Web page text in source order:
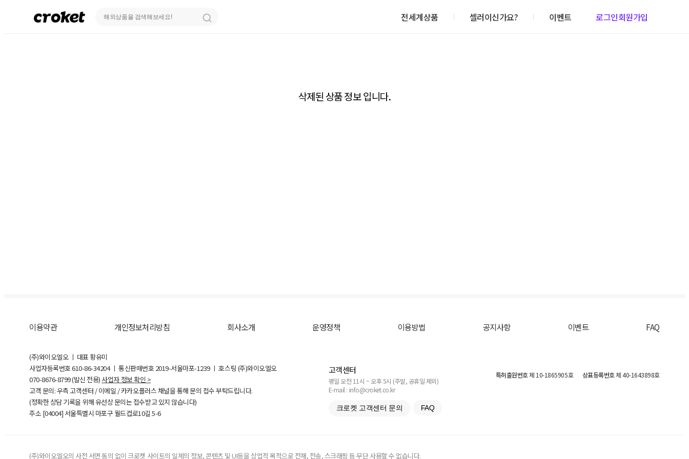
전세계상품 셀러이신가요? 이벤트 로그인회원가입
삭제된 상품 정보 입니다.
이용약관 개인정보처리방침 회사소개 운영정책 이용방법 공지사항 이벤트 FAQ
(주)와이오엘오 ㅣ 대표 황유미
사업자등록번호610-86-34204ㅣ 통신판매번호 2019-서울마포-1239 ㅣ 호스팅 (주)와이오엘오
070-8676-8799 (발신 전용) 사업자 정보 확인 >
고객 문의: 우측 고객센터 / 이메일 / 카카오플러스 채널을 통해 문의 접수 부탁드립니다.
(정확한 상담 기록을 위해 유선상 문의는 접수받고 있지 않습니다)
주소 [04004] 서울특별시 마포구 월드컵로10길5-6
고객센터
평일 오전 11시 ~ 오후 5시 (주말, 공휴일 제외)
E-mail : info@croket.co.kr
크로켓 고객센터 문의 FAQ
특허출원번호제 10-1865905호 상표등록번호제 40-1643898호
(주)와이오엘오의 사전 서면 동의 없이 크로켓 사이트의 일체의 정보, 콘텐츠 및 UI등을 상업적 목적으로 전재, 전송, 스크래핑 등 무단 사용할 수 없습니다.